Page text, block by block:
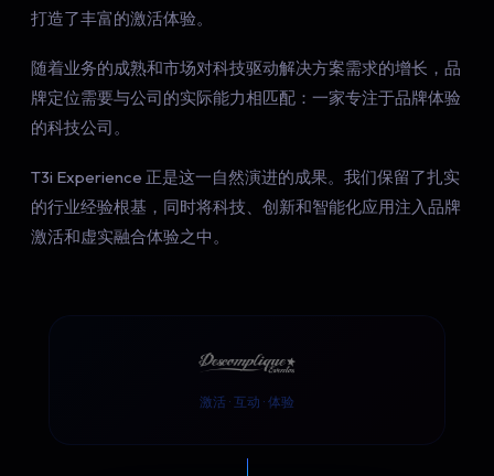
打造了丰富的激活体验。
随着业务的成熟和市场对科技驱动解决方案需求的增长，品
牌定位需要与公司的实际能力相匹配：一家专注于品牌体验
的科技公司。
T3i Experience 正是这一自然演进的成果。我们保留了扎实
的行业经验根基，同时将科技、创新和智能化应用注入品牌
激活和虚实融合体验之中。
激活 · 互动 · 体验